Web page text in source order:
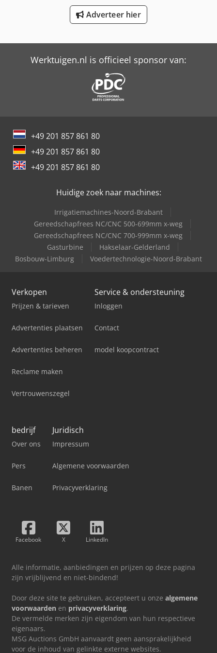
Adverteer hier
Werktuigen.nl is officieel sponsor van:
+49 201 857 861 80
+49 201 857 861 80
+49 201 857 861 80
Huidige zoek naar machines:
Irrigatiemachines-Noord-Brabant
Gereedschapfrees NC/CNC 500-699mm x-weg
Gereedschapfrees NC/CNC 700-999mm x-weg
Gasturbine
Hakselaar-Gelderland
Bosbouw-Limburg
Voedertechnologie-Noord-Brabant
Verkopen
Prijzen & tarieven
Advertenties plaatsen
Advertenties beheren
Reclame maken
Vertrouwenszegel
Service & ondersteuning
Inloggen
Contact
model koopcontract
bedrijf
Over ons
Pers
Banen
Juridisch
Impressum
Algemene voorwaarden
Privacyverklaring
Facebook X LinkedIn
Alle informatie, aanbiedingen en prijzen op deze pagina
zijn vrijblijvend en niet-bindend!
Door deze site te gebruiken, accepteert u onze algemene
voorwaarden en privacyverklaring.
De vermelde merken zijn eigendom van hun respectieve
eigenaars.
MSG Auctions GmbH aanvaardt geen aansprakelijkheid
voor de inhoud van gelinkte externe websites.